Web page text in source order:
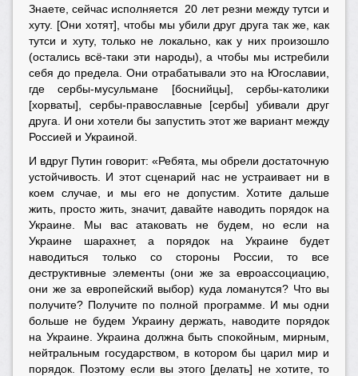
Знаете, сейчас исполняется 20 лет резни между тутси и
хуту. [Они хотят], чтобы мы убили друг друга так же, как
тутси и хуту, только не локально, как у них произошло
(остались всё-таки эти народы), а чтобы мы истребили
себя до предела. Они отрабатывали это на Югославии,
где сербы-мусульмане [боснийцы], сербы-католики
[хорваты], сербы-православные [сербы] убивали друг
друга. И они хотели бы запустить этот же вариант между
Россией и Украиной.
И вдруг Путин говорит: «Ребята, мы обрели достаточную
устойчивость. И этот сценарий нас не устраивает ни в
коем случае, и мы его не допустим. Хотите дальше
жить, просто жить, значит, давайте наводить порядок на
Украине. Мы вас атаковать не будем, но если на
Украине шарахнет, а порядок на Украине будет
наводиться только со стороны России, то все
деструктивные элементы (они же за евроассоциацию,
они же за европейский выбор) куда ломанутся? Что вы
получите? Получите по полной программе. И мы одни
больше не будем Украину держать, наводите порядок
на Украине. Украина должна быть спокойным, мирным,
нейтральным государством, в котором бы царил мир и
порядок. Поэтому если вы этого [делать] не хотите, то